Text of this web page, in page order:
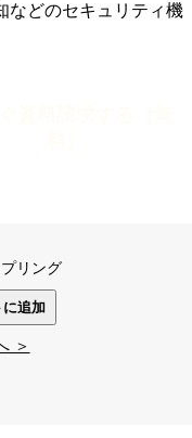
などのセキュリティ機
リング
に追加
＞